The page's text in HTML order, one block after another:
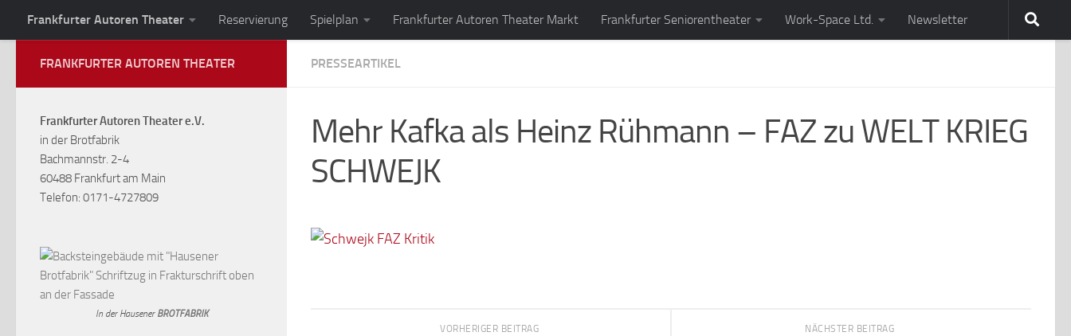
Zum Inhalt springen
Frankfurter Autoren Theater Reservierung Spielplan Frankfurter Autoren Theater Markt Frankfurter Seniorentheater Work-Space Ltd. Newsletter
PRESSEARTIKEL
Mehr Kafka als Heinz Rühmann – FAZ zu WELT KRIEG
SCHWEJK
NÄCHSTER BEITRAG
VORHERIGER BEITRAG
FRANKFURTER AUTOREN THEATER
Frankfurter Autoren Theater e.V.
in der Brotfabrik
Bachmannstr. 2-4
60488 Frankfurt am Main
Telefon: 0171-4727809
In der Hausener BROTFABRIK